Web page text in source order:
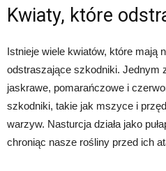
Kwiaty, które
Istnieje wiele kwiatów, które mają
odstraszające szkodniki. Jednym
jaskrawe, pomarańczowe i
szkodniki, takie jak mszyce i
warzyw. Nasturcja działa jako
chroniąc nasze rośliny przed ich